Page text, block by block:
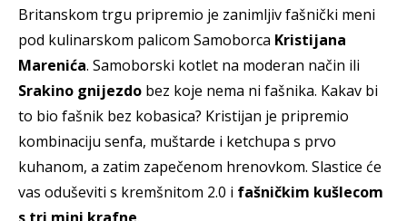
Britanskom trgu pripremio je zanimljiv fašnički meni
pod kulinarskom palicom Samoborca Kristijana
Marenića. Samoborski kotlet na moderan način ili
Srakino gnijezdo bez koje nema ni fašnika. Kakav bi
to bio fašnik bez kobasica? Kristijan je pripremio
kombinaciju senfa, muštarde i ketchupa s prvo
kuhanom, a zatim zapečenom hrenovkom. Slastice će
vas oduševiti s kremšnitom 2.0 i fašničkim kušlecom